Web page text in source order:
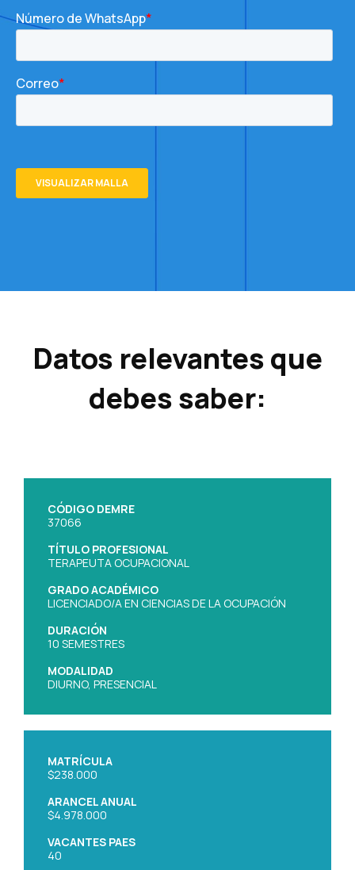
Datos relevantes que
debes saber:
CÓDIGO DEMRE
37066
TÍTULO PROFESIONAL
TERAPEUTA OCUPACIONAL
GRADO ACADÉMICO
LICENCIADO/A EN CIENCIAS DE LA OCUPACIÓN
DURACIÓN
10 SEMESTRES
MODALIDAD
DIURNO, PRESENCIAL
MATRÍCULA
$238.000
ARANCEL ANUAL
$4.978.000
VACANTES PAES
40